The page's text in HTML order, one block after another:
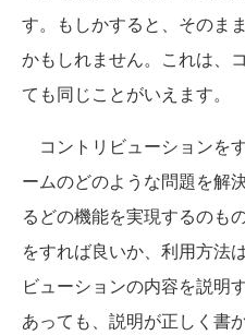
す。もしかすると、そのま
かもしれません。これは、
ても同じことがいえます。
コントリビューションを
ームのどのような問題を解
るどの機能を実現するのも
をすれば良いか、利用方法
ビューションの内容を説明
あっても、説明が正しく書